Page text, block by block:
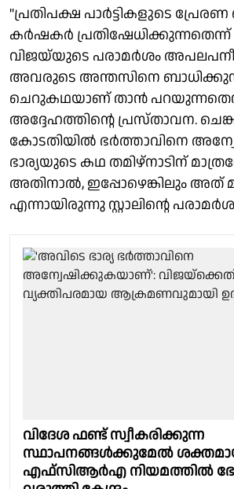
"പ്രതിപക്ഷ പാർട്ടികളുടെ
കർഷകർ
വിജയ്‌യുടെ പരാമർശം
അവരുടെ അന്തസിനെ
ചെറുകഥയാണ് താൻ
അദ്ദേഹത്തിന്റെ പ്രസ്താവന.
കോടതിയിൽ ഭർത്താവിനെ
ഭാര്യയുടെ കഥ തമിഴ്‌നാടിന്
അതിനാൽ, ഇപ്പോഴെങ്കിലും അത്
എന്നായിരുന്നു സ്റ്റാലിൻ്റെ
വിദേശ ഫണ്ട് സ്വീകരിക്കുന്ന
സ്ഥാപനങ്ങൾക്കുമേൽ
എഫ്‌സിആർഎ നിയമത്തില്‍